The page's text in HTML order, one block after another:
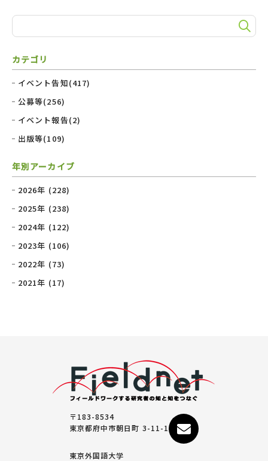
カテゴリ
イベント告知(417)
公募等(256)
イベント報告(2)
出版等(109)
年別アーカイブ
2026年 (228)
2025年 (238)
2024年 (122)
2023年 (106)
2022年 (73)
2021年 (17)
〒183-8534
東京都府中市朝日町 3-11-1
東京外国語大学